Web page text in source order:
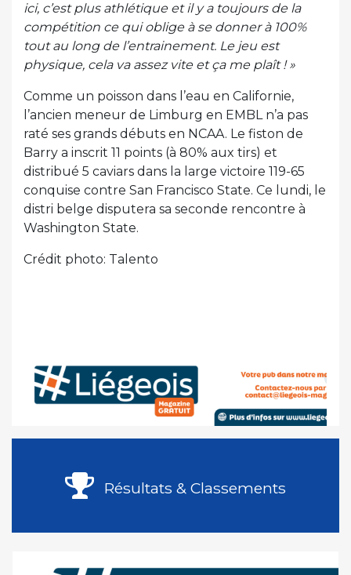
ici, c’est plus athlétique et il y a toujours de la
compétition ce qui oblige à se donner à 100%
tout au long de l’entrainement. Le jeu est
physique, cela va assez vite et ça me plaît ! »
Comme un poisson dans l’eau en Californie,
l’ancien meneur de Limburg en EMBL n’a pas
raté ses grands débuts en NCAA. Le fiston de
Barry a inscrit 11 points (à 80% aux tirs) et
distribué 5 caviars dans la large victoire 119-65
conquise contre San Francisco State. Ce lundi, le
distri belge disputera sa seconde rencontre à
Washington State.
Crédit photo: Talento
Résultats & Classements